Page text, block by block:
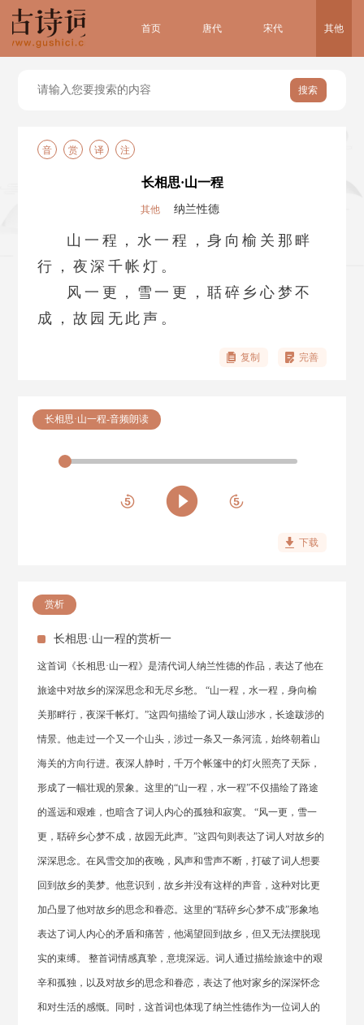
首页 唐代 宋代 其他
搜索
音 赏 译 注
长相思·山一程
其他 纳兰性德
山一程，水一程，身向榆关那畔
行，夜深千帐灯。
风一更，雪一更，聒碎乡心梦不
成，故园无此声。
复制 完善
长相思·山一程-音频朗读
下载
赏析
长相思·山一程的赏析一
这首词《长相思·山一程》是清代词人纳兰性德的作品，表达了他在
旅途中对故乡的深深思念和无尽乡愁。 “山一程，水一程，身向榆
关那畔行，夜深千帐灯。”这四句描绘了词人跋山涉水，长途跋涉的
情景。他走过一个又一个山头，涉过一条又一条河流，始终朝着山
海关的方向行进。夜深人静时，千万个帐篷中的灯火照亮了天际，
形成了一幅壮观的景象。这里的“山一程，水一程”不仅描绘了路途
的遥远和艰难，也暗含了词人内心的孤独和寂寞。 “风一更，雪一
更，聒碎乡心梦不成，故园无此声。”这四句则表达了词人对故乡的
深深思念。在风雪交加的夜晚，风声和雪声不断，打破了词人想要
回到故乡的美梦。他意识到，故乡并没有这样的声音，这种对比更
加凸显了他对故乡的思念和眷恋。这里的“聒碎乡心梦不成”形象地
表达了词人内心的矛盾和痛苦，他渴望回到故乡，但又无法摆脱现
实的束缚。 整首词情感真挚，意境深远。词人通过描绘旅途中的艰
辛和孤独，以及对故乡的思念和眷恋，表达了他对家乡的深深怀念
和对生活的感慨。同时，这首词也体现了纳兰性德作为一位词人的